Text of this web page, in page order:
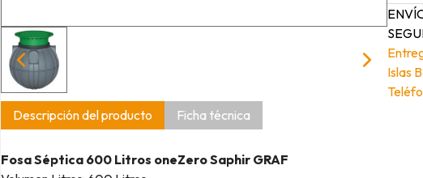
Islas
Descripción del producto
Ficha técnica
Fosa Séptica 600 Litros oneZero Saphir GRAF